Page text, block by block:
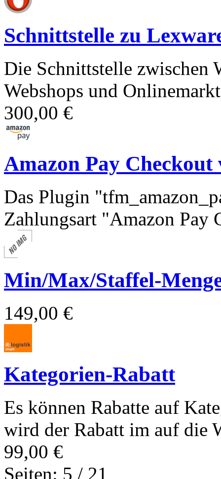
Schnittstelle zu
Die Schnittstelle zwischen
Webshops und
300,00 €
Amazon Pay Checkout
Das Plugin
Zahlungsart "Amazon Pay
Min/Max/Staffel-
149,00 €
Kategorien-Rabatt
Es können Rabatte auf
wird der Rabatt im auf die
99,00 €
Seiten: 5 / 21